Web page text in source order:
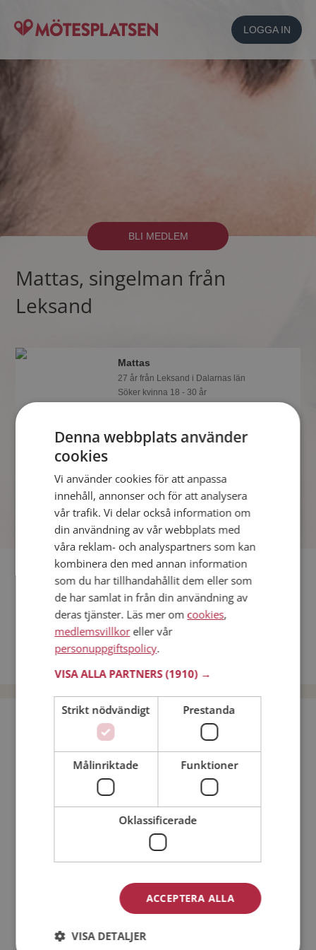
LOGGA IN
BLI MEDLEM
Mattas, singelman från
Leksand
Mattas
27 år från Leksand i Dalarnas län
Söker kvinna 18 - 30 år
någon av alla de andra singlarna.
Fler singlar
Fler singelmän från Leksand Mats
Tomas
Kvinnor från Leksand
Dejta kvinnor i Sverige
Bli medlem utan kostnad!
Jag är en: Man Kvinna
Denna webbplats använder
cookies
Vi använder cookies för att anpassa
innehåll, annonser och för att analysera
vår trafik. Vi delar också information om
din användning av vår webbplats med
våra reklam- och analyspartners som kan
kombinera den med annan information
som du har tillhandahållit dem eller som
de har samlat in från din användning av
deras tjänster. Läs mer om cookies,
medlemsvillkoreller vår
personuppgiftspolicy.
VISA ALLA PARTNERS(1910) →
Strikt nödvändigt Prestanda
Målinriktade Funktioner
Oklassificerade
ACCEPTERA ALLA
VISA DETALJER